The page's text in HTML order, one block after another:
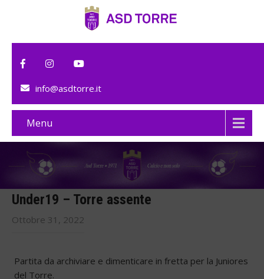
info@asdtorre.it
Menu
Under19 – Torre assente
Ottobre 31, 2022
Partita da archiviare e dimenticare in fretta per la Juniores
del Torre.